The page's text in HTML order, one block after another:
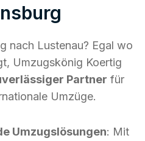
nach Lustenau? Egal wo
Umzugskönig Koertig
Partner für
Umzüge.
Umzugslösungen: Mit